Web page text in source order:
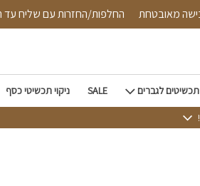
רכישה מאובטחת החלפות/החזרות עם
תכשיטים לגברים SALE ניקוי תכשיטי כסף